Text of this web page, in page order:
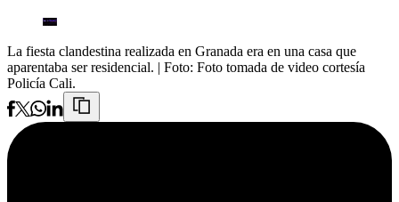
La fiesta clandestina realizada en Granada era en una casa que
aparentaba ser residencial. | Foto: Foto tomada de video cortesía
Policía Cali.